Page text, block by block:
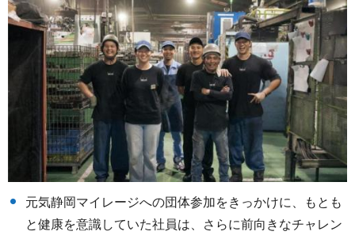
元気静岡マイレージへの団体参加をきっかけに、もとも
と健康を意識していた社員は、さらに前向きなチャレン